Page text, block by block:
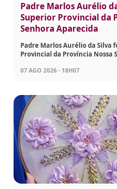
Padre Marlos Aurélio
Superior Provincial da
Senhora Aparecida
Padre Marlos Aurélio da Silva
Provincial da Província Nossa
07 AGO 2026 - 18H07